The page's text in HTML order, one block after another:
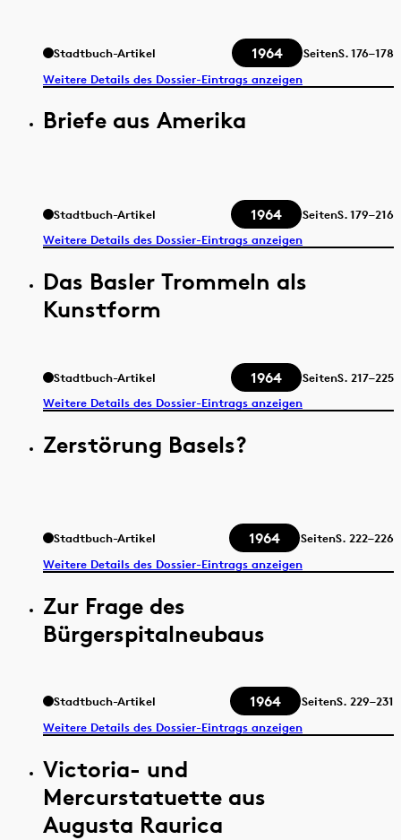
Stadtbuch-Artikel 1964 SeitenS.176–178
Weitere Details des Dossier-Eintrags anzeigen
Briefe aus Amerika
Stadtbuch-Artikel 1964 SeitenS.179–216
Weitere Details des Dossier-Eintrags anzeigen
Das Basler Trommeln als
Kunstform
Stadtbuch-Artikel 1964 SeitenS. 217–225
Weitere Details des Dossier-Eintrags anzeigen
Zerstörung Basels?
Stadtbuch-Artikel 1964 SeitenS. 222–226
Weitere Details des Dossier-Eintrags anzeigen
Zur Frage des
Bürgerspitalneubaus
Stadtbuch-Artikel 1964 SeitenS. 229–231
Weitere Details des Dossier-Eintrags anzeigen
Victoria- und
Mercurstatuette aus
Augusta Raurica